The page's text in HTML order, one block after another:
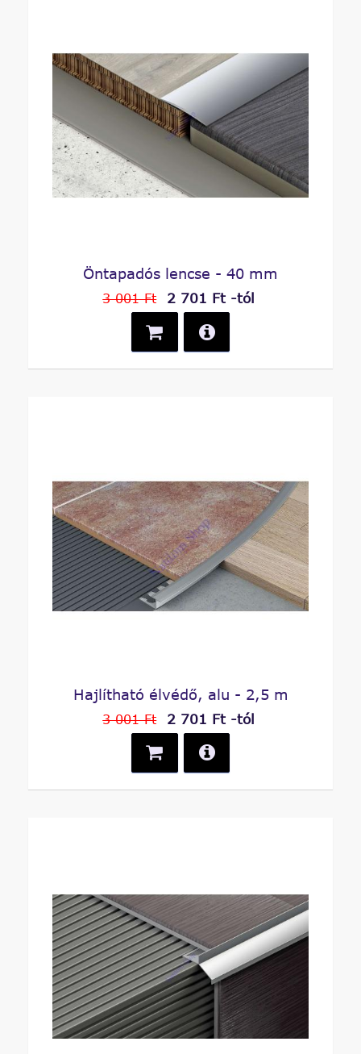
Öntapadós lencse - 40 mm
3 001 Ft 2 701 Ft -tól
Hajlítható élvédő, alu - 2,5 m
3 001 Ft 2 701 Ft -tól